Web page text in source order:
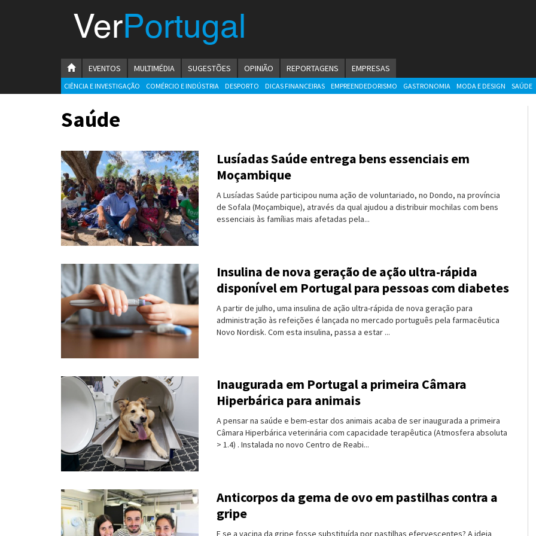
Empreendedorismo
Ambiente e Energia
Construção e Imobiliário
Cultura e Educação
Gastronomia
Telecomunicações
Turismo e Lazer
Electrónica e Informática
Ciência e Investigação
VerPortugal
HOMEPAGE
EVENTOS MULTIMÉDIA SUGESTÕES OPINIÃO REPORTAGENS EMPRESAS
CIÊNCIA E INVESTIGAÇÃO COMÉRCIO E INDÚSTRIA DESPORTO DICAS FINANCEIRAS EMPREENDEDORISMO GASTRONOMIA MODA E DESIGN SAÚDE
Saúde
Lusíadas Saúde entrega bens essenciais em
Moçambique
A Lusíadas Saúde participou numa ação de voluntariado, no Dondo, na província
de Sofala (Moçambique), através da qual ajudou a distribuir mochilas com bens
essenciais às famílias mais afetadas pela...
Insulina de nova geração de ação ultra-rápida
disponível em Portugal para pessoas com diabetes
A partir de julho, uma insulina de ação ultra-rápida de nova geração para
administração às refeições é lançada no mercado português pela farmacêutica
Novo Nordisk. Com esta insulina, passa a estar ...
Inaugurada em Portugal a primeira Câmara
Hiperbárica para animais
A pensar na saúde e bem-estar dos animais acaba de ser inaugurada a primeira
Câmara Hiperbárica veterinária com capacidade terapêutica (Atmosfera absoluta
> 1.4) . Instalada no novo Centro de Reabi...
Anticorpos da gema de ovo em pastilhas contra a
gripe
E se a vacina da gripe fosse substituída por pastilhas efervescentes? A ideia